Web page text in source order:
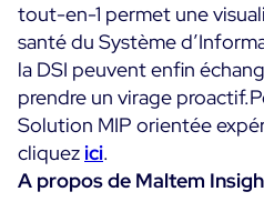
tout-en-1 permet une
santé du Système
la DSI peuvent enfin
prendre un virage
Solution MIP orientée
cliquezici.
A propos de Maltem